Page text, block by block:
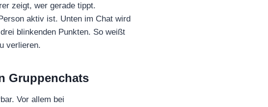
zeigt, wer gerade tippt.
aktiv ist. Unten im Chat wird
blinkenden Punkten. So weißt
verlieren.
Gruppenchats
Vor allem bei